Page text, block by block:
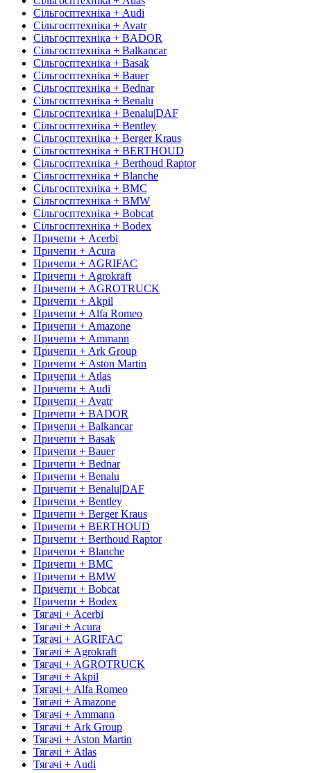
Сільгосптехніка + Audi
Сільгосптехніка + Avatr
Сільгосптехніка + BADOR
Сільгосптехніка + Balkancar
Сільгосптехніка + Basak
Сільгосптехніка + Bauer
Сільгосптехніка + Bednar
Сільгосптехніка + Benalu
Сільгосптехніка + Benalu|DAF
Сільгосптехніка + Bentley
Сільгосптехніка + Berger Kraus
Сільгосптехніка + BERTHOUD
Сільгосптехніка + Berthoud Raptor
Сільгосптехніка + Blanche
Сільгосптехніка + BMC
Сільгосптехніка + BMW
Сільгосптехніка + Bobcat
Сільгосптехніка + Bodex
Причепи + Acerbi
Причепи + Acura
Причепи + AGRIFAC
Причепи + Agrokraft
Причепи + AGROTRUCK
Причепи + Akpil
Причепи + Alfa Romeo
Причепи + Amazone
Причепи + Ammann
Причепи + Ark Group
Причепи + Aston Martin
Причепи + Atlas
Причепи + Audi
Причепи + Avatr
Причепи + BADOR
Причепи + Balkancar
Причепи + Basak
Причепи + Bauer
Причепи + Bednar
Причепи + Benalu
Причепи + Benalu|DAF
Причепи + Bentley
Причепи + Berger Kraus
Причепи + BERTHOUD
Причепи + Berthoud Raptor
Причепи + Blanche
Причепи + BMC
Причепи + BMW
Причепи + Bobcat
Причепи + Bodex
Тягачі + Acerbi
Тягачі + Acura
Тягачі + AGRIFAC
Тягачі + Agrokraft
Тягачі + AGROTRUCK
Тягачі + Akpil
Тягачі + Alfa Romeo
Тягачі + Amazone
Тягачі + Ammann
Тягачі + Ark Group
Тягачі + Aston Martin
Тягачі + Atlas
Тягачі + Audi